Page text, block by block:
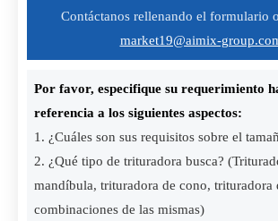
Contáctanos rellenando el formulario
market19@aimix-
Por favor, especifique su requerimiento
referencia a los siguientes aspectos:
1. ¿Cuáles son sus requisitos sobre el
2. ¿Qué tipo de trituradora busca?
mandíbula, trituradora de cono, trituradora
combinaciones de las mismas)